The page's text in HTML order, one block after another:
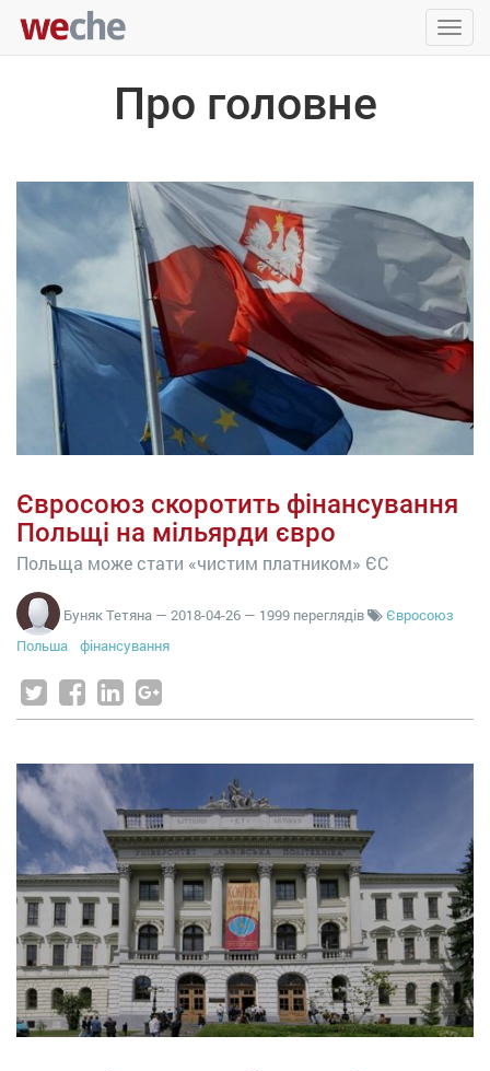
Про головне
Євросоюз скоротить фінансування
Польщі на мільярди євро
Польща може стати «чистим платником» ЄС
Буняк Тетяна — 2018-04-26 — 1999 переглядів
Євросоюз
Польша
фінансування